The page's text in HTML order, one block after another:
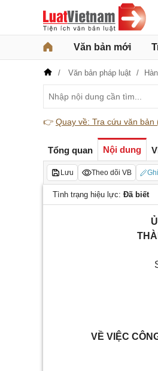
Văn bản mới
Văn bản pháp luật
👉 Quay về: Tra cứu văn bản
Tổng quan Nội dung
Lưu Theo dõi VB
Tình trạng hiệu lực: Đã biết
VỀ VIỆC